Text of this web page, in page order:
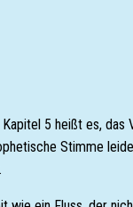
5 heißt es,
Stimme